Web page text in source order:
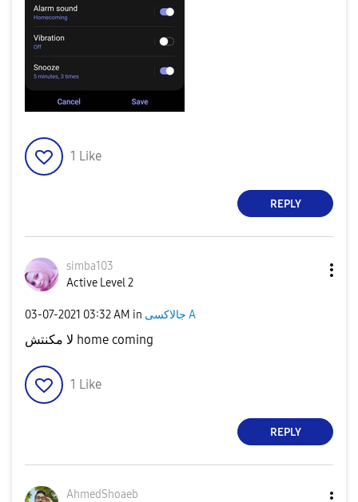
1 Like
REPLY
simba103
Active Level 2
‎03-07-2021 03:32 AM in جالاكسى A
لا مكنتش home coming
1 Like
REPLY
AhmedShoaeb